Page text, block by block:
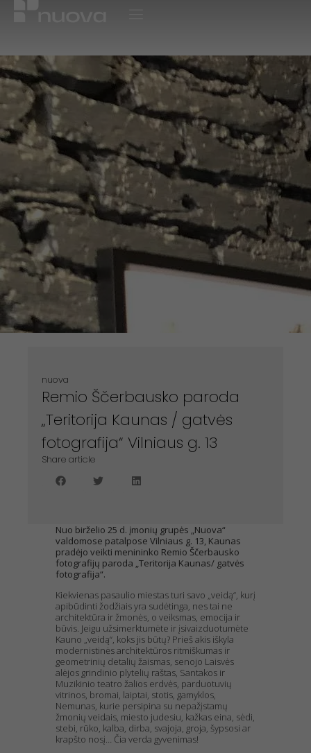
nuova
Remio Ščerbausko paroda
„Teritorija Kaunas / gatvės
fotografija“ Vilniaus g. 13
Share article
Nuo birželio 25 d. įmonių grupės „Nuova“
valdomose patalpose Vilniaus g. 13, Kaunas
pradėjo veikti menininko Remio Ščerbausko
fotografijų paroda „Teritorija Kaunas/ gatvės
fotografija“.
Kiekvienas pasaulio miestas turi savo „veidą“, kurį
apibūdinti žodžiais yra sudėtinga, nes tai ne
architektūra ir žmonės, o veiksmas, emocija ir
būvis. Jeigu užsimerktumėte ir įsivaizduotumėte
Kauno „veidą“, koks jis būtų? Prieš akis iškyla
modernistinės architektūros ritmiškumas ir
geometrinių detalių žaismas, senojo Laisvės
alėjos grindinio plytelių raštas, Santakos ir
Muzikinio teatro žalios erdvės, parduotuvių
vitrinos, bromai, laiptai, stotis, gamyklos,
Nemunas, kurie persipina su nepažįstamų
žmonių veidais, miesto judesiu, kažkas eina, sėdi,
stebi, rūko, kalba, dirba, svajoja, groja, šypsosi ar
krapšto nosį… Čia verda gyvenimas!